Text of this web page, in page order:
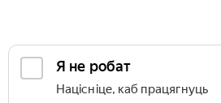
Я не робат
Націсніце, каб працягнуць